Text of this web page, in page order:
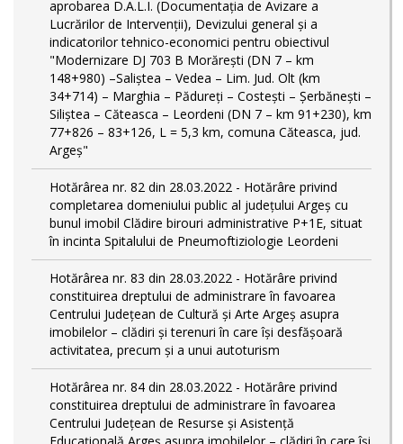
aprobarea D.A.L.I. (Documentaţia de Avizare a
Lucrărilor de Intervenţii), Devizului general și a
indicatorilor tehnico-economici pentru obiectivul
"Modernizare DJ 703 B Morărești (DN 7 – km
148+980) –Saliștea – Vedea – Lim. Jud. Olt (km
34+714) – Marghia – Pădureți – Costești – Șerbănești –
Siliștea – Căteasca – Leordeni (DN 7 – km 91+230), km
77+826 – 83+126, L = 5,3 km, comuna Căteasca, jud.
Argeș"
Hotărârea nr. 82 din 28.03.2022 - Hotărâre privind
completarea domeniului public al judeţului Argeş cu
bunul imobil Clădire birouri administrative P+1E, situat
în incinta Spitalului de Pneumoftiziologie Leordeni
Hotărârea nr. 83 din 28.03.2022 - Hotărâre privind
constituirea dreptului de administrare în favoarea
Centrului Județean de Cultură și Arte Argeș asupra
imobilelor – clădiri și terenuri în care își desfășoară
activitatea, precum și a unui autoturism
Hotărârea nr. 84 din 28.03.2022 - Hotărâre privind
constituirea dreptului de administrare în favoarea
Centrului Județean de Resurse și Asistență